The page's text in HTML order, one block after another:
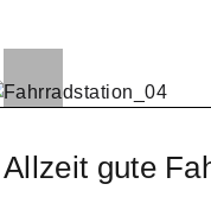
Allzeit gute